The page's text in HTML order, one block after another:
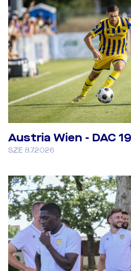
Austria Wien - DAC
SZE 8.7.2026